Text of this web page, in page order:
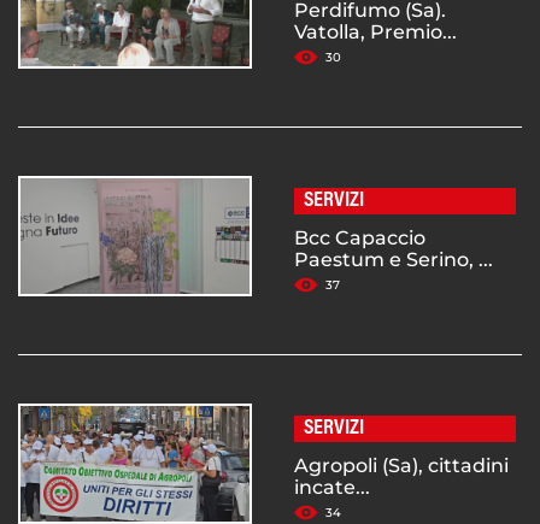
Perdifumo (Sa).
Vatolla, Premio...
30
SERVIZI
Bcc Capaccio
Paestum e Serino, ...
37
SERVIZI
Agropoli (Sa), cittadini
incate...
34